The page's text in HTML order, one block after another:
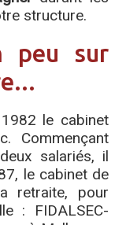
structure.
peu sur
le cabinet
Commençant
salariés, il
le cabinet de
retraite, pour
: FIDALSEC-